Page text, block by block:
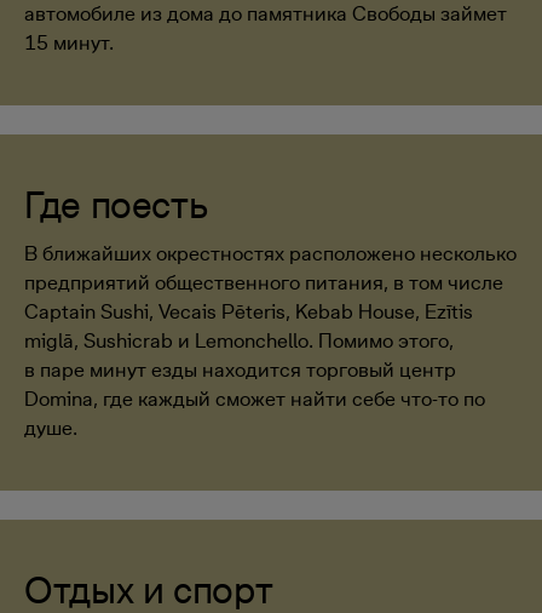
автомобиле из дома до памятника Свободы займет
15 минут.
Где поесть
В ближайших окрестностях расположено несколько
предприятий общественного питания, в том числе
Captain Sushi, Vecais Pēteris, Kebab House, Ezītis
miglā, Sushicrab и Lemonchello. Помимо этого,
в паре минут езды находится торговый центр
Domina, где каждый сможет найти себе что-то по
душе.
Отдых и спорт